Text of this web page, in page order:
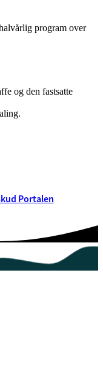
program over
og den fastsatte
Portalen